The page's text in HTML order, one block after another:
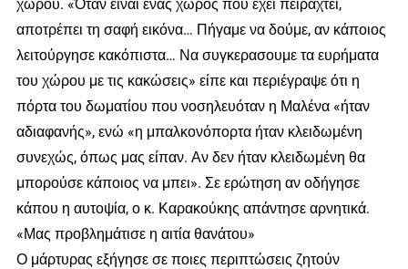
χώρου. «Όταν είναι ένας χώρος που έχει πειραχτεί,
αποτρέπει τη σαφή εικόνα… Πήγαμε να δούμε, αν κάποιος
λειτούργησε κακόπιστα… Να συγκερασουμε τα ευρήματα
του χώρου με τις κακώσεις» είπε και περιέγραψε ότι η
πόρτα του δωματίου που νοσηλευόταν η Μαλένα «ήταν
αδιαφανής», ενώ «η μπαλκονόπορτα ήταν κλειδωμένη
συνεχώς, όπως μας είπαν. Αν δεν ήταν κλειδωμένη θα
μπορούσε κάποιος να μπει». Σε ερώτηση αν οδήγησε
κάπου η αυτοψία, ο κ. Καρακούκης απάντησε αρνητικά.
«Μας προβλημάτισε η αιτία θανάτου»
Ο μάρτυρας εξήγησε σε ποιες περιπτώσεις ζητούν